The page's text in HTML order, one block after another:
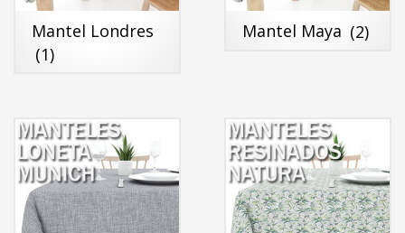
Mantel Londres
(1)
Mantel Maya (2)